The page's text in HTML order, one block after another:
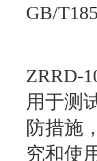
GB/
ZRRD-
用于测
防措施
究和使